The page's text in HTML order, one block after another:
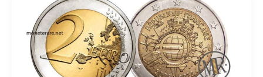
2012
100°
anniversario